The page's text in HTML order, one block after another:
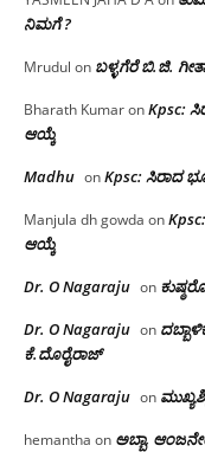
ನಿಮಗೆ ?
Mrudul on ಬಳ್ಳಗೆರೆ ಬಿ.ಜಿ.
Bharath KumaronKpsc:
ಆಯ್ಕೆ
Madhu onKpsc: ಸಿರಾದ
Manjula dh gowda on
ಆಯ್ಕೆ
Dr. O Nagaraju on
Dr. O Nagaraju on
ಕೆ.ದೊರೈರಾಜ್
Dr. O Nagaraju on
hemantha on ಅಬ್ಬಾ,